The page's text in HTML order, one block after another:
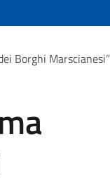
Borghi Marscianesi”